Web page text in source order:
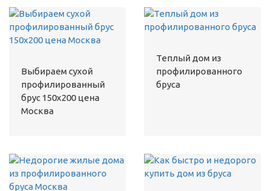
Выбираем сухой
профилированный
брус 150х200 цена
Москва
Теплый дом из
профилированного
бруса